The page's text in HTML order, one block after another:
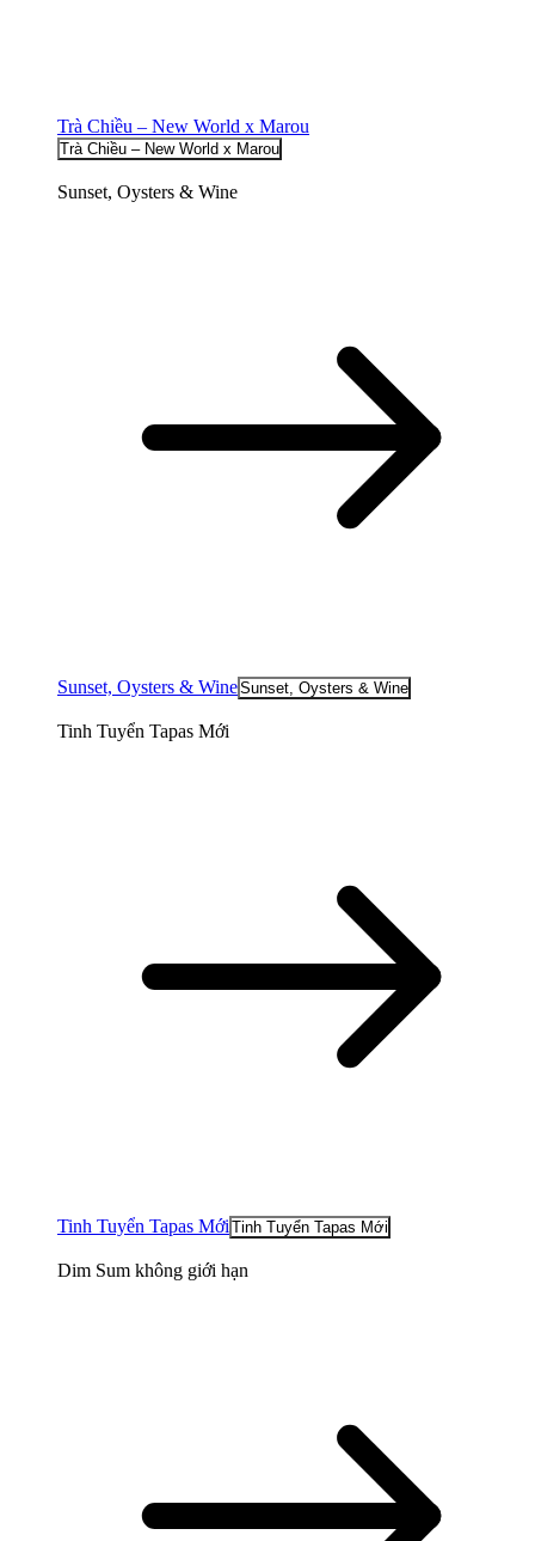
Trà Chiều – New World x Marou
Trà Chiều – New World x Marou
Sunset, Oysters & Wine
Sunset, Oysters & WineSunset, Oysters & Wine
Tinh Tuyển Tapas Mới
Tinh Tuyển Tapas Mới Tinh Tuyển Tapas Mới
Dim Sum không giới hạn